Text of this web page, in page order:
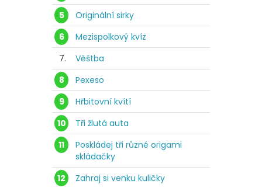
5
Originální sirky
6
Mezispolkový kvíz
7.
Věštba
8
Pexeso
9
Hřbitovní kvítí
10
Tři žlutá auta
11
Poskládej tři různé origami
skládačky
12
Zahraj si venku kuličky